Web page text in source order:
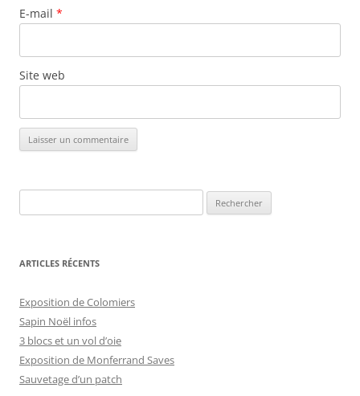
E-mail *
Site web
ARTICLES RÉCENTS
Exposition de Colomiers
Sapin Noël infos
3 blocs et un vol d’oie
Exposition de Monferrand Saves
Sauvetage d’un patch